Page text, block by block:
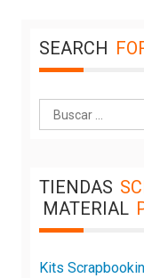
SEARCH
Buscar:
TIENDAS
MATERIAL
Kits